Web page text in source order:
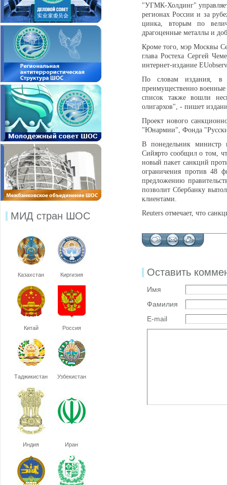
МИД стран ШОС
Казахстан Киргизия
Китай Россия
Таджикистан Узбекистан
Индия Иран
"УГМК-Холдинг"
регионах России и за
цинка, вторым по
драгоценные металлы и
Кроме того, мэр Москвы
глава Ростеха Сергей
интернет-издание
По словам издания, в
преимущественно
список также вошли
олигархов", - пишет
Проект нового
"Юнармии", Фонда
В понедельник министр
Сийярто сообщил о том,
новый пакет санкций
ограничения против 48
предложению
позволит Сбербанку
клиентами.
Reuters отмечает, что
Оставить
Имя
Фамилия
E-mail